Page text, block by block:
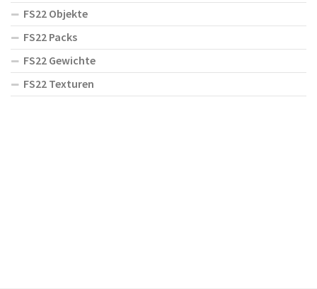
FS22 Objekte
FS22 Packs
FS22 Gewichte
FS22 Texturen